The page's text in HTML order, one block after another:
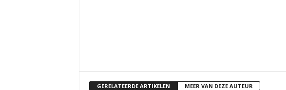
GERELATEERDE ARTIKELEN MEER VAN DEZE AUTEUR